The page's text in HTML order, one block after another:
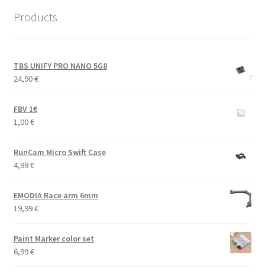
Products
TBS UNIFY PRO NANO 5G8
24,90€
FBV 1€
1,00€
RunCam Micro Swift Case
4,99€
EMODIA Race arm 6mm
19,99€
Paint Marker color set
6,99€